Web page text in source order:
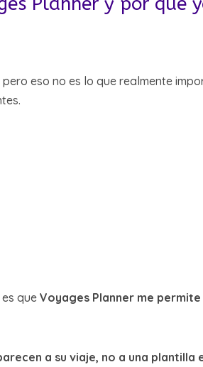
eso no es lo que realmente
que Voyages Planner me
a su viaje, no a una plantilla